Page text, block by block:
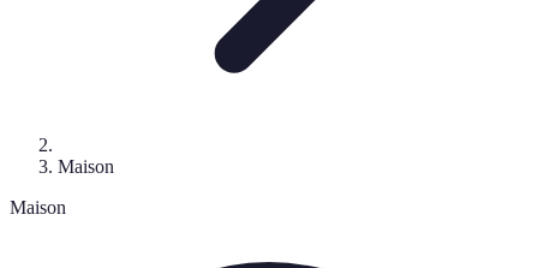
Maison
Maison